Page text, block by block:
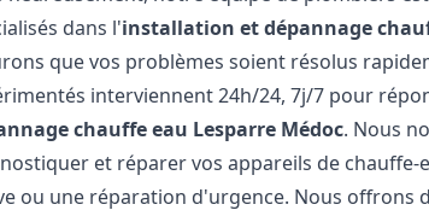
dans l'installation et dépannage
que vos problèmes soient résolus
interviennent 24h/24, 7j/7 pour
chauffe eau Lesparre Médoc. Nous
et réparer vos appareils de
ou une réparation d'urgence. Nous offrons